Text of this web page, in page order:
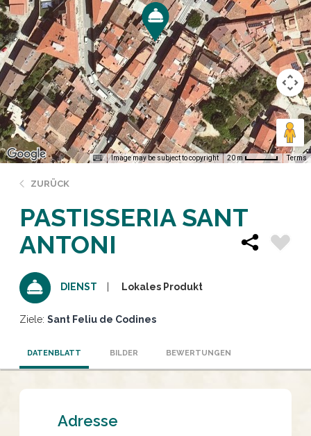
Image may be subject to copyright 20 m Terms
ZURÜCK
PASTISSERIA SANT
ANTONI
DIENST Lokales Produkt
Ziele: Sant Feliu de Codines
DATENBLATT BILDER BEWERTUNGEN
Adresse